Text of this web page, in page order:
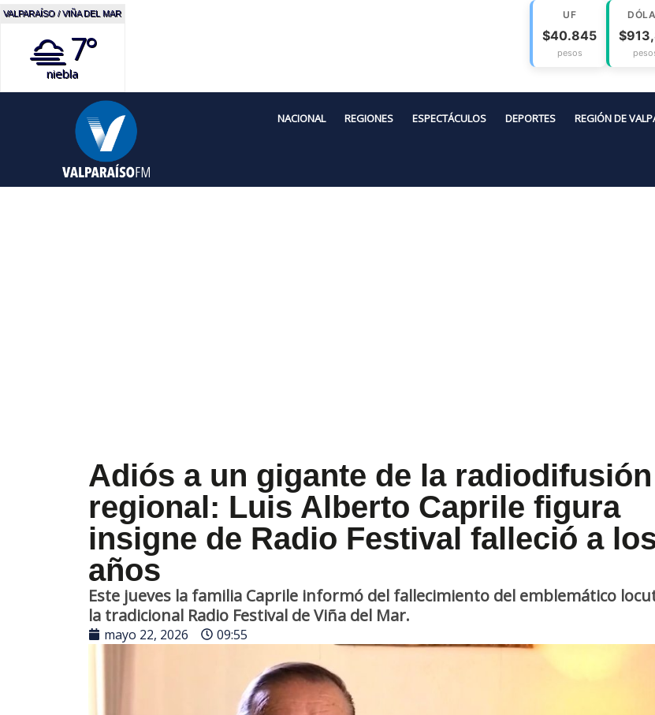
VALPARAÍSO / VIÑA DEL MAR
7°
niebla
UF
$40.845
pesos
NACIONAL REGIONES ESPECTÁCULOS DEPORTES REGIÓN DE
Adiós a un gigante de la radiodifusión
regional: Luis Alberto Caprile figura
insigne de Radio Festival falleció a
años
Este jueves la familia Caprile informó del fallecimiento del emblemático
la tradicional Radio Festival de Viña del Mar.
mayo 22, 2026 09:55